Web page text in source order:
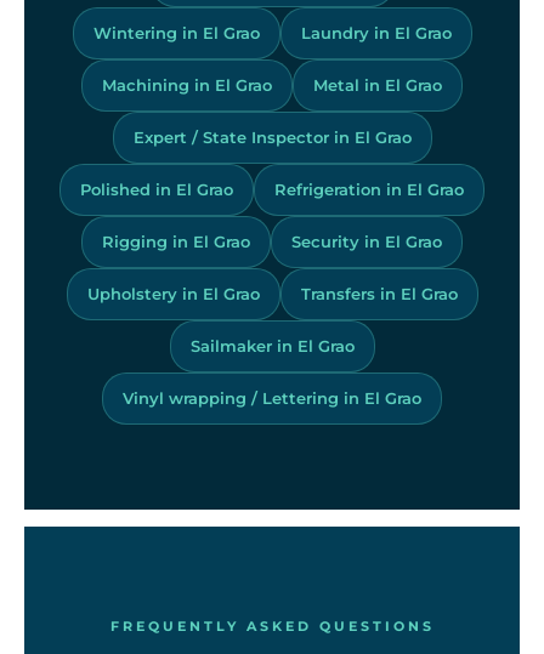
Wintering in El Grao Laundry in El Grao
Machining in El Grao Metal in El Grao
Expert / State Inspector in El Grao
Polished in El Grao Refrigeration in El Grao
Rigging in El Grao Security in El Grao
Upholstery in El Grao Transfers in El Grao
Sailmaker in El Grao
Vinyl wrapping / Lettering in El Grao
FREQUENTLY ASKED QUESTIONS